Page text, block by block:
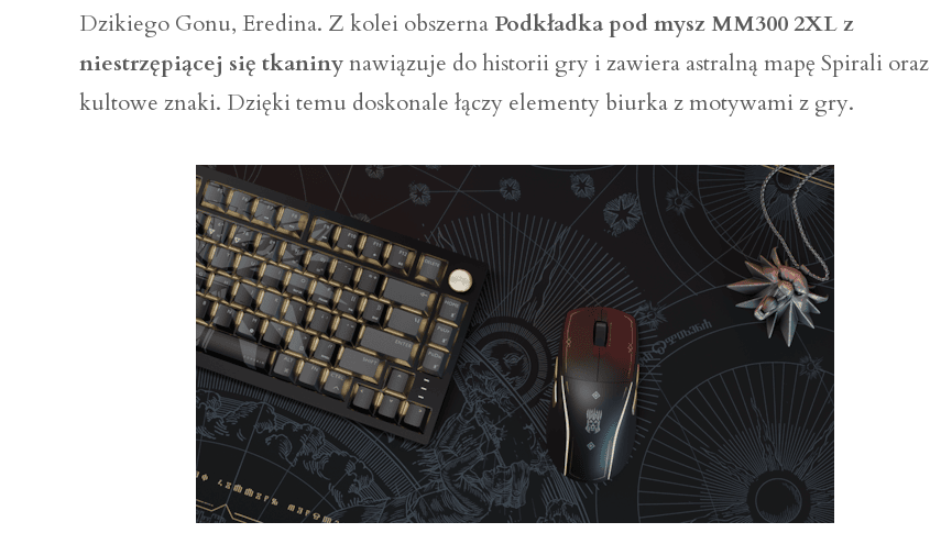
Dzikiego Gonu, Eredina. Z kolei obszerna Podkładka pod mysz MM300 2XL z
niestrzępiącej się tkaninynawiązuje do historii gry i zawiera astralną mapę Spirali oraz
kultowe znaki. Dzięki temu doskonale łączy elementy biurka z motywami z gry.